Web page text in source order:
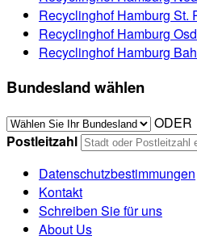
Recyclinghof Hamburg St.
Recyclinghof Hamburg
Recyclinghof Hamburg
Bundesland wählen
ODER
Postleitzahl
Datenschutzbestimmungen
Kontakt
Schreiben Sie für uns
About Us